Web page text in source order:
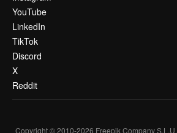
YouTube
LinkedIn
TikTok
Discord
X
Reddit
Copyright © 2010-2026 Freepik Company S.L.U.